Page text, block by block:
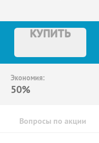
КУПИТЬ
Экономия:
50%
Вопросы по акции